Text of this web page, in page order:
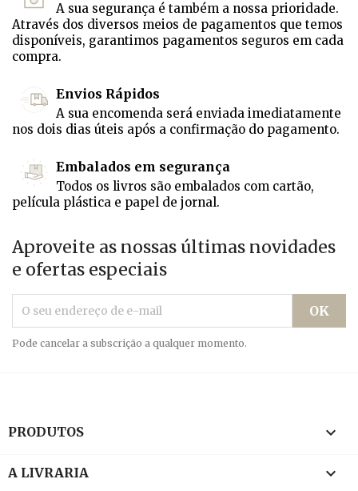
A sua segurança é também a nossa prioridade.
Através dos diversos meios de pagamentos que temos
disponíveis, garantimos pagamentos seguros em cada
compra.
Envios Rápidos
A sua encomenda será enviada imediatamente
nos dois dias úteis após a confirmação do pagamento.
Embalados em segurança
Todos os livros são embalados com cartão,
película plástica e papel de jornal.
Aproveite as nossas últimas novidades
e ofertas especiais
Pode cancelar a subscrição a qualquer momento.
PRODUTOS 
A LIVRARIA 